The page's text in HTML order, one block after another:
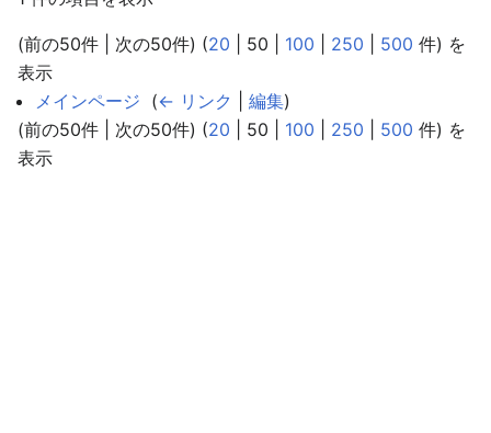
(前の50件 次の50件) (20 50 100 250 500 件) を
表示
メインページ (← リンク 編集)
(前の50件 次の50件) (20 50 100 250 500 件) を
表示